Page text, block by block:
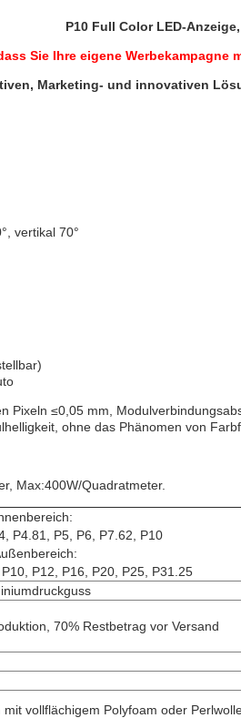
P10 Full Color LED-
Sie Ihre eigene Werbekampagne
Marketing- und innovativen
vertikal 70°
Pixeln ≤0,05 mm,
ohne das Phänomen von
Max:400W/Quadratmeter.
P4.81, P5, P6, P7.62, P10
P12, P16, P20, P25, P31.25
70% Restbetrag vor Versand
vollflächigem Polyfoam oder